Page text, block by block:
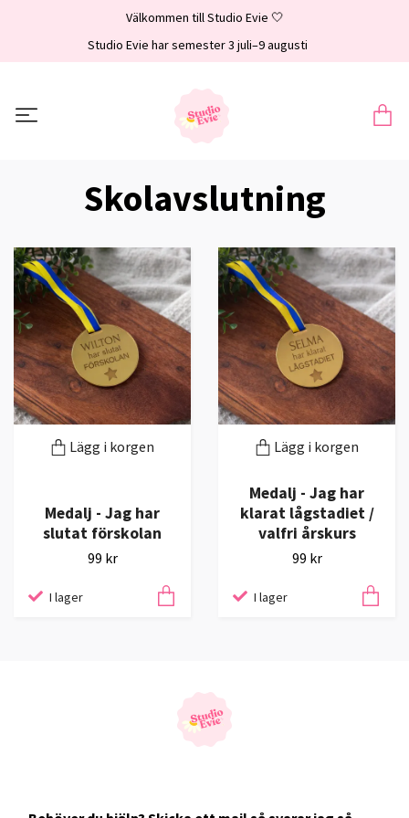
Välkommen till Studio Evie 🤍
Studio Evie har semester 3 juli–9 augusti
Skolavslutning
Lägg i korgen
Medalj - Jag har
slutat förskolan
99 kr
I lager
Lägg i korgen
Medalj - Jag har
klarat lågstadiet /
valfri årskurs
99 kr
I lager